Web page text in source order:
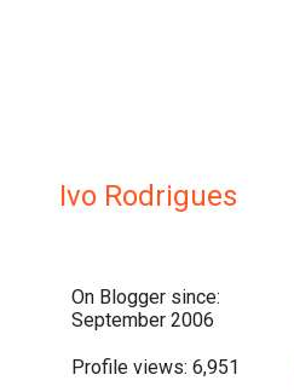
Ivo Rodrigues
On Blogger since:
September 2006
Profile views: 6,951